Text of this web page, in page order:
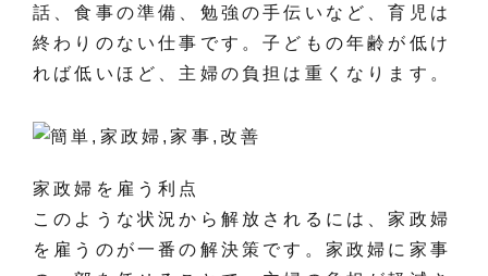
話、食事の準備、勉強の手伝いなど、育児は
終わりのない仕事です。子どもの年齢が低け
れば低いほど、主婦の負担は重くなります。
家政婦を雇う利点
このような状況から解放されるには、家政婦
を雇うのが一番の解決策です。家政婦に家事